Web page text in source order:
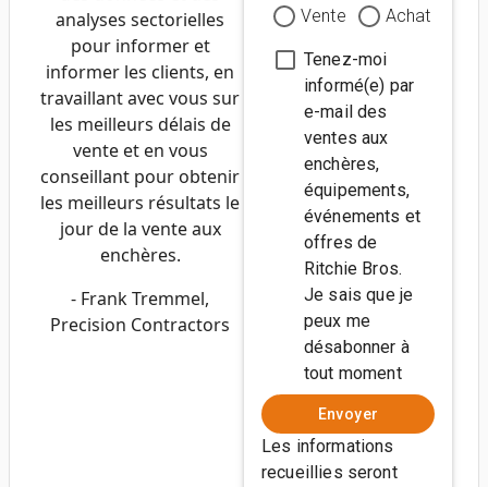
Vente
Achat
Tenez-moi
informé(e) par
e-mail des
ventes aux
enchères,
équipements,
événements et
offres de
Ritchie Bros.
Je sais que je
peux me
désabonner à
tout moment
Envoyer
Les informations
recueillies seront
analyses sectorielles
pour informer et
informer les clients, en
travaillant avec vous sur
les meilleurs délais de
vente et en vous
conseillant pour obtenir
les meilleurs résultats le
jour de la vente aux
enchères.
- Frank Tremmel,
Precision Contractors